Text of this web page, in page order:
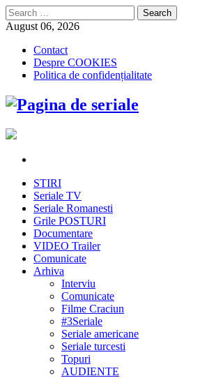
Search
for:
August 06, 2026
Contact
Despre COOKIES
Politica de confidențialitate
STIRI
Seriale TV
Seriale Romanesti
Grile POSTURI
Documentare
VIDEO Trailer
Comunicate
Arhiva
Interviu
Comunicate
Filme Craciun
#3Seriale
Seriale americane
Seriale turcesti
Topuri
AUDIENTE